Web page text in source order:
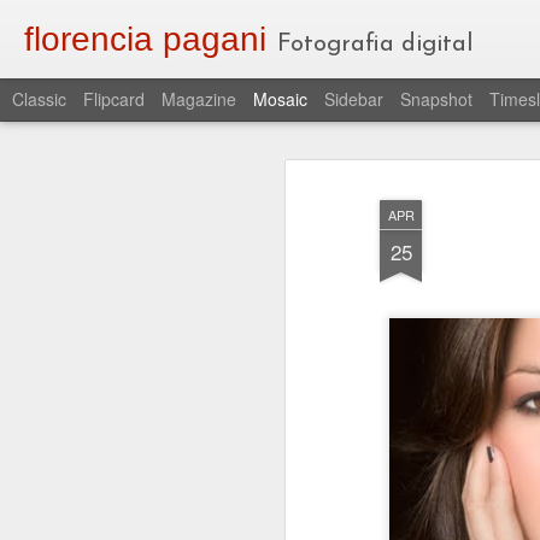
APR
25
florencia pagani Fotografia digital
Classic Flipcard Magazine Mosaic Sidebar Snapshot